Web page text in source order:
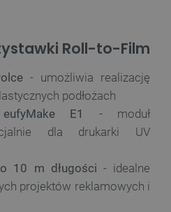
Roll-to-Film
- umożliwia realizację
podłożach
E1
- moduł
dla drukarki UV
10 m długości - idealne
projektów reklamowych i